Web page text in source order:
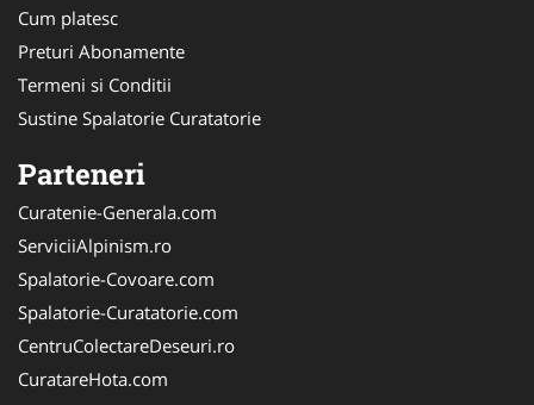
Cum platesc
Preturi Abonamente
Termeni si Conditii
Sustine Spalatorie Curatatorie
Parteneri
Curatenie-Generala.com
ServiciiAlpinism.ro
Spalatorie-Covoare.com
Spalatorie-Curatatorie.com
CentruColectareDeseuri.ro
CuratareHota.com